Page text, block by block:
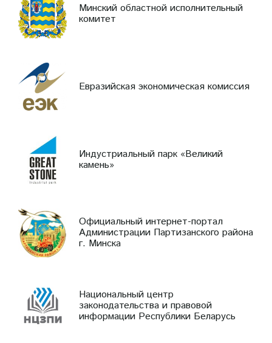
Минский областной исполнительный
комитет
Евразийская экономическая комиссия
Индустриальный парк «Великий
камень»
Официальный интернет-портал
Администрации Партизанского района
г. Минска
Национальный центр
законодательства и правовой
информации Республики Беларусь